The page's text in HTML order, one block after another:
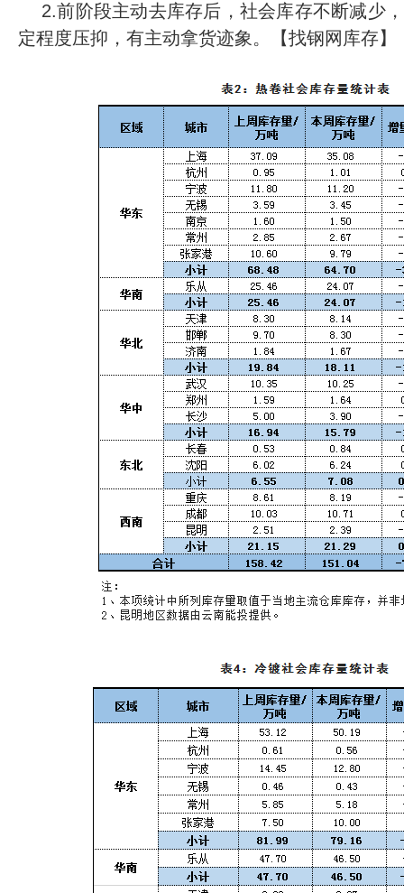
2.前阶段主动去库存后，社会库存不断减少
定程度压抑，有主动拿货迹象。【找钢网库存】